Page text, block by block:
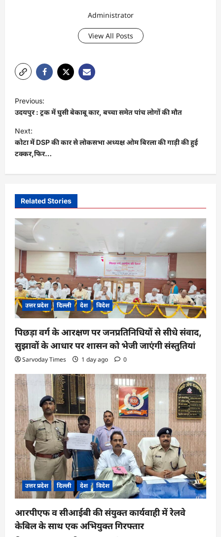
Administrator
View All Posts
o
s
t
n
a
g
a
t
o
n
Previous:
उदयपुर : ट्रक में घुसी बेकाबू कार, बच्चा समेत पांच लोगों की मौत
Next:
कोटा में DSP की कार से लोकसभा अध्यक्ष ओम बिरला की गाड़ी की हुई
टक्कर,फिर…
Related Stories
उत्तर प्रदेश दिल्ली देश विदेश
पिछड़ा वर्ग के आरक्षण पर जनप्रतिनिधियों से सीधे संवाद,
सुझावों के आधार पर शासन को भेजी जाएंगी संस्तुतियां
Sarvoday Times 1 day ago 0
उत्तर प्रदेश दिल्ली देश विदेश
आरपीएफ व सीआईबी की संयुक्त कार्यवाही में रेलवे
केबिल के साथ एक अभियुक्त गिरफ्तार